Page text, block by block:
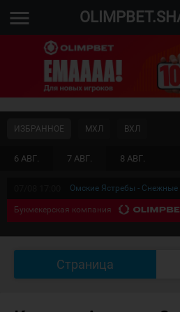
menu
6 АВГ. 7 АВГ. 8 АВГ.
ИЗБРАННОЕ МХЛ ВХЛ
Омские Ястребы -
Букмекерская компания
Страница